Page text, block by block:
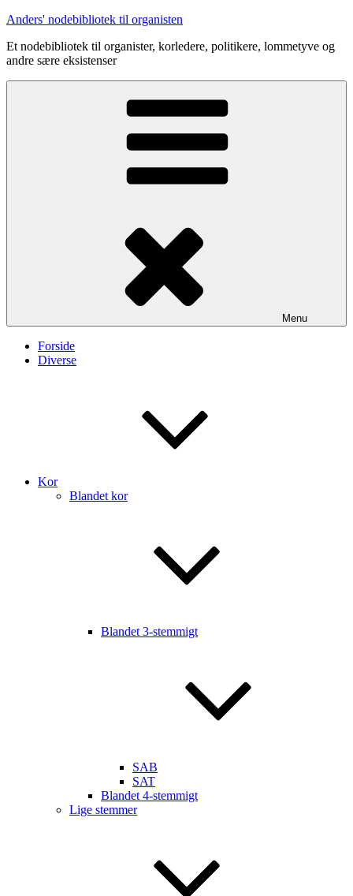
Videre
indhold
Anders' nodebibliotek til organisten
Et nodebibliotek til organister, korledere, politikere, lommetyve og
andre sære eksistenser
Menu
Forside
Diverse
Kor
Blandet kor
Blandet 3-stemmigt
SAB
SAT
Blandet 4-stemmigt
Lige stemmer